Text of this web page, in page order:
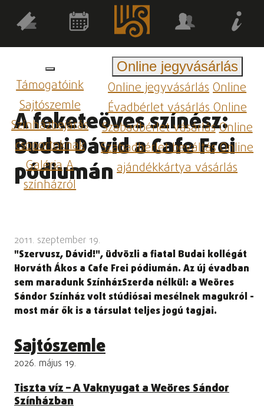
Támogatóink
Sajtószemle
Színházbejárás
csoportoknak
GalériaA
színházról
Online jegyvásárlás
Online jegyvásárlásOnline
Évadbérlet vásárlásOnline
Szabadbérlet vásárlásOnline
Szabadbérlet beváltásOnline
ajándékkártya vásárlás
A feketeöves színész:
Budai Dávid a Cafe Frei
pódiumán
2011. szeptember 19.
"Szervusz, Dávid!", üdvözli a fiatal Budai kollégát
Horváth Ákos a Cafe Frei pódiumán. Az új évadban
sem maradunk SzínházSzerda nélkül: a Weöres
Sándor Színház volt stúdiósai mesélnek magukról -
most már ők is a társulat teljes jogú tagjai.
Sajtószemle
2026. május 19.
Tiszta víz – A Vaknyugat a Weöres Sándor
Színházban